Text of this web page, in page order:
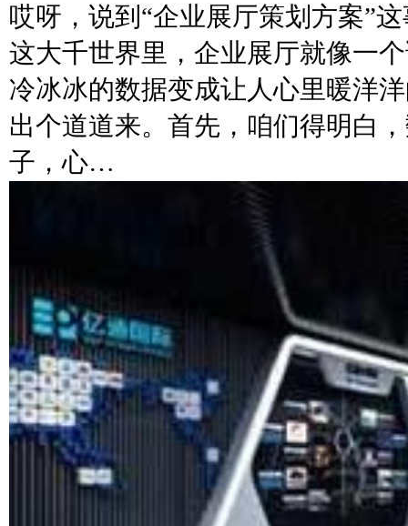
哎呀，说到“企业展厅策划方案”
这大千世界里，企业展厅就像一
冷冰冰的数据变成让人心里暖洋
出个道道来。首先，咱们得明白
子，心…